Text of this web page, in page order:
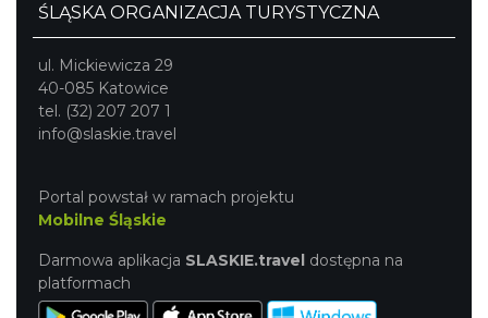
ŚLĄSKA ORGANIZACJA TURYSTYCZNA
ul. Mickiewicza 29
40-085 Katowice
tel. (32) 207 207 1
info@slaskie.travel
Portal powstał w ramach projektu
Mobilne Śląskie
Darmowa aplikacja SLASKIE.travel dostępna na
platformach